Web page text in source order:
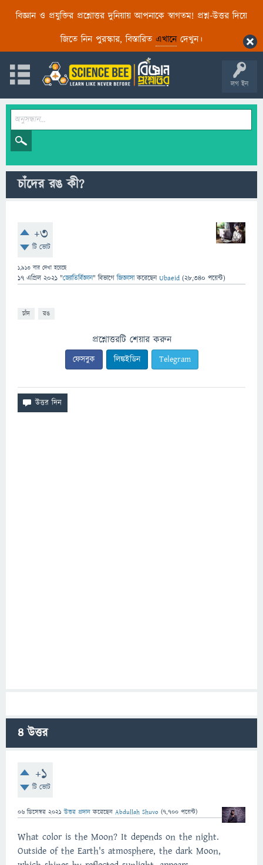
বিজ্ঞান ও প্রযুক্তির প্রশ্নোত্তর দুনিয়ায় আপনাকে স্বাগতম! প্রশ্ন-উত্তর দিয়ে
জিতে নিন পুরস্কার, বিস্তারিত এখানেদেখুন।
লগ ইন
চাঁদের রঙ কী?
+3
টি ভোট
1,913 বার দেখা হয়েছে
17 এপ্রিল 2021 "জ্যোতির্বিজ্ঞান" বিভাগে জিজ্ঞাসাকরেছেনUbaeid (28,340 পয়েন্ট)
চাঁদ রঙ
প্রশ্নোত্তরটি শেয়ার করুন
ফেসবুক লিঙ্কইডিন Telegram
4উত্তর
+1
টি ভোট
06 ডিসেম্বর 2021 উত্তর প্রদান করেছেন Abdullah Shuvo (7,700 পয়েন্ট)
What color is the Moon? It depends on the night.
Outside of the Earth's atmosphere, the dark Moon,